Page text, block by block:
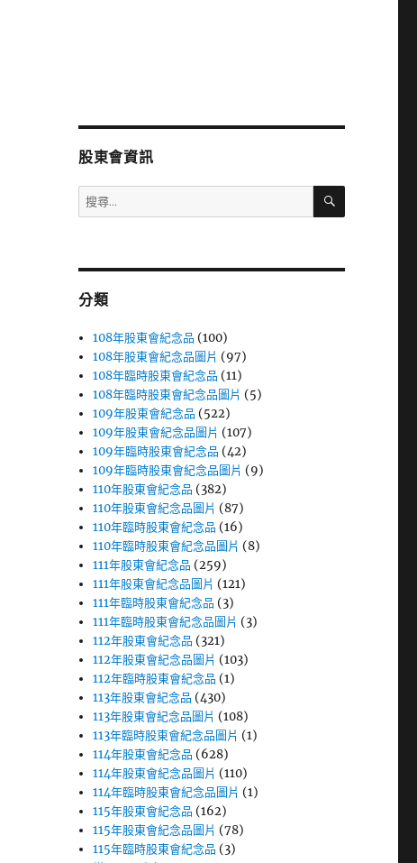
股東會資訊
搜
尋
字:
搜
分類
108年股東會紀念品 (100)
108年股東會紀念品圖片 (97)
108年臨時股東會紀念品 (11)
108年臨時股東會紀念品圖片 (5)
109年股東會紀念品 (522)
109年股東會紀念品圖片 (107)
109年臨時股東會紀念品 (42)
109年臨時股東會紀念品圖片 (9)
110年股東會紀念品 (382)
110年股東會紀念品圖片 (87)
110年臨時股東會紀念品 (16)
110年臨時股東會紀念品圖片 (8)
111年股東會紀念品 (259)
111年股東會紀念品圖片 (121)
111年臨時股東會紀念品 (3)
111年臨時股東會紀念品圖片 (3)
112年股東會紀念品 (321)
112年股東會紀念品圖片 (103)
112年臨時股東會紀念品 (1)
113年股東會紀念品 (430)
113年股東會紀念品圖片 (108)
113年臨時股東會紀念品圖片 (1)
114年股東會紀念品 (628)
114年股東會紀念品圖片 (110)
114年臨時股東會紀念品圖片 (1)
115年股東會紀念品 (162)
115年股東會紀念品圖片 (78)
115年臨時股東會紀念品 (3)